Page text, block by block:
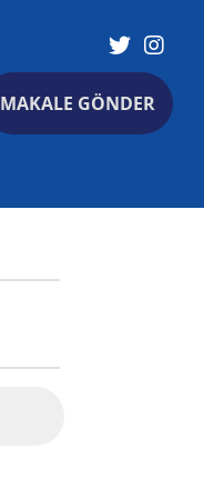
MAKALE GÖNDER
×